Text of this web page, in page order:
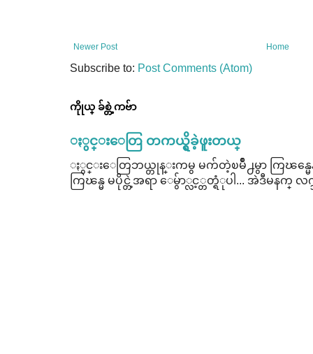
Newer Post Home
Subscribe to: Post Comments (Atom)
ကိုုယ္ ခ်စ္တဲ့ကဗ်ာ
ႏွင္းေတြ တကယ္ရွိခဲ့ဖူးတယ္
ႏွင္းေတြဘယ္တုန္းကမွ မက်တဲ့ၿမိဳ႕မွာ ကြၽန္မေ
ကြၽန္မ မပိုင္တဲ့အရာ ေမွ်ာ္လင့္တတ္ရံုပါ... အဲဒီမနက္ လ